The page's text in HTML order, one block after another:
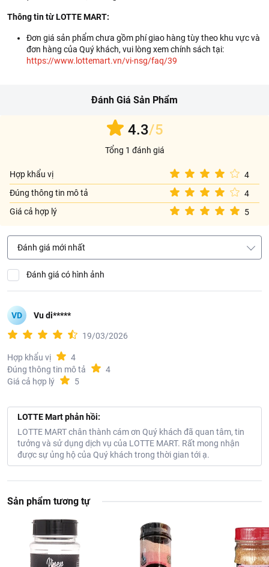
Thông tin từ LOTTE MART:
Đơn giá sản phẩm chưa gồm phí giao hàng tùy theo khu vực và
đơn hàng của Quý khách, vui lòng xem chính sách tại:
https://www.lottemart.vn/vi-nsg/faq/39
Đánh Giá Sản Phẩm
4.3/5
Tổng 1 đánh giá
Hợp khẩu vị
4
Đúng thông tin mô tả
4
Giá cả hợp lý
5
Đánh giá mới nhất
Đánh giá có hình ảnh
VD Vu di*****
19/03/2026
Hợp khẩu vị
4
Đúng thông tin mô tả
4
Giá cả hợp lý
5
LOTTE Mart phản hồi:
LOTTE MART chân thành cám ơn Quý khách đã quan tâm, tin
tưởng và sử dụng dịch vụ của LOTTE MART. Rất mong nhận
được sự ủng hộ của Quý khách trong thời gian tới ạ.
Sản phẩm tương tự